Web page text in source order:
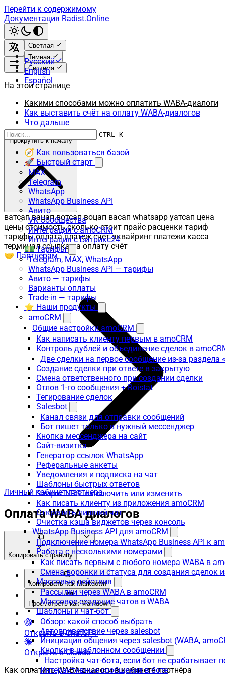
Перейти к содержимому
Документация Radist.Online
Светлая
Темная
Система
Русский
English
Español
CTRL K
🧭 Как пользоваться базой
🚀 Быстрый старт
MAX
Telegram
WhatsApp
WhatsApp Business API
Авито
VK Сообщества
Интеграция с amoCRM
Интеграция с Битрикс24
💵 Тарифы
Telegram, MAX, WhatsApp
WhatsApp Business API — тарифы
Авито — тарифы
Варианты оплаты
Trade-in — тарифы
⭐ Наши продукты
amoCRM
Общие настройки amoCRM
Как написать клиенту первым в amoCRM
Контроль дублей и объединение сделок в
Две сделки на первое сообщение из-за раздела
Создание сделки при ответе в закрытую
Смена ответственного при создании сделки
Отлов 1-го сообщения + Roistat
Тегирование сделок
Salesbot
Канал связи для отправки сообщений
Бот пишет только в нужный мессенджер
Кнопка мессенджера на сайт
Сайт-визитка
Генератор ссылок WhatsApp
Реферальные анкеты
Уведомления и подписка на чат
Шаблоны быстрых ответов
Запрос NPS: выключить или изменить
Как писать клиенту из приложения amoCRM
Открепить лишний чат
Очистка кэша виджетов через консоль
WhatsApp Business API для amoCRM
Подключение номера WhatsApp Business API к
Работа с несколькими номерами
Как писать первым с любого номера WABA в
Смена воронки и статуса для создания сделок
Массовые действия
Рассылки через WABA в amoCRM
Массовое создание чатов в WABA
Шаблоны и чат-бот
Обзор: какой способ выбрать
Автоприветствие через salesbot
Инициация общения через salesbot (WABA,
Кнопки в шаблонном сообщении
Настройка чат-бота, если бот не срабатывает
Интерактивные сообщения в боте
На этой странице
Какими способами можно оплатить WABA-диалоги
Как выставить счёт на оплату WABA-диалогов
Что дальше
Прокрутить к началу
ватсап вацап вотсап воцап васап whatsapp уатсап цена
цены стоимость сколько стоит прайс расценки тариф
тарифы оплата платёж счёт эквайринг платежи касса
терминал ссылка на оплату счёт
🤝 Партнёрам
Личный кабинет партнера
Оплата WABA диалогов
Копировать страницу
Копировать как Markdown
Просмотреть как Markdown
Открыть в ChatGPT
Открыть в Claude
Как оплатить WABA-диалоги в кабинете партнёра